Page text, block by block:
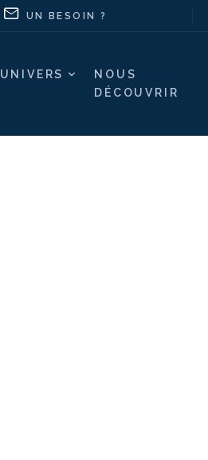
UNIVERS
NOUS
DÉCOUVRIR
UN BESOIN ?